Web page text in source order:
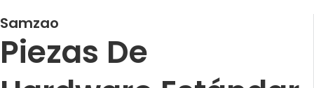
Samzao
Piezas De